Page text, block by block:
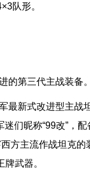
队形。
的第三代主战装备。
最新式改进型主战
迷们昵称“99改”，
方主流作战坦克的
武器。